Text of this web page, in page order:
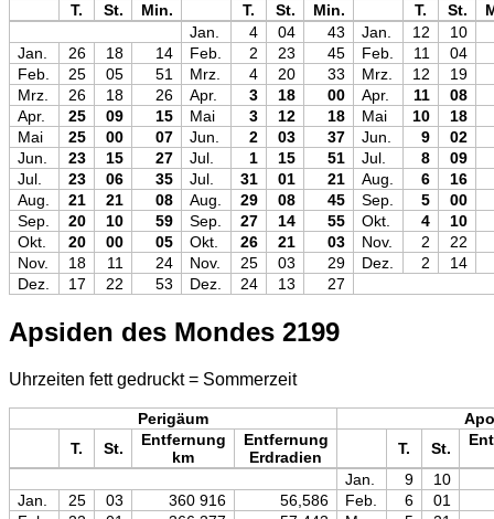
T.
St. Min. T. St. Min. T. St.
Jan.
4 04 43 Jan. 12
10
Jan.
26 18 14 Feb. 2 23 45 Feb. 11
04
Feb.
25 05 51 Mrz. 4 20 33 Mrz. 12
19
Mrz.
26 18 26 Apr. 3 18 00 Apr. 11
08
Apr.
25 09 15 Mai 3 12 18 Mai 10
18
Mai
25 00 07 Jun. 2 03 37 Jun. 9
02
Jun.
23 15 27 Jul. 1 15 51 Jul. 8
09
Jul.
23 06 35 Jul. 31 01 21 Aug. 6
16
Aug.
21 21 08 Aug. 29 08 45 Sep. 5
00
Sep.
20 10 59 Sep. 27 14 55 Okt. 4
10
Okt.
20 00 05 Okt. 26 21 03 Nov. 2
22
Nov.
18 11 24 Nov. 25 03 29 Dez. 2
14
Dez.
17 22 53 Dez. 24 13 27
Apsiden des Mondes 2199
Uhrzeiten fett gedruckt = Sommerzeit
Perigäum
T.
St.
Entfernung
km
Entfernung
Erdradien
T. St.
Jan. 9
10
Jan.
25 03 360 916 56,586 Feb. 6
01